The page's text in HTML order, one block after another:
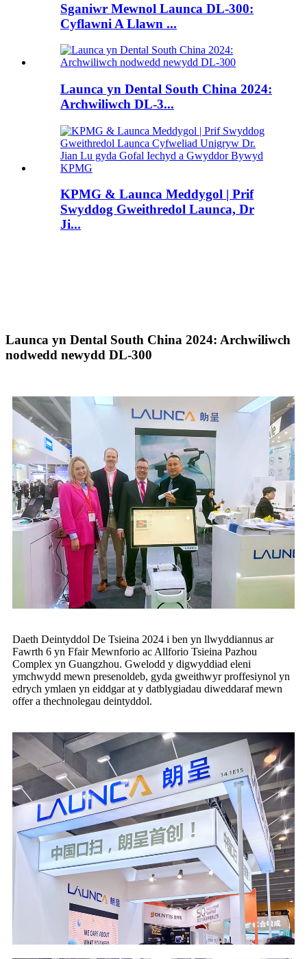
Sganiwr Mewnol Launca DL-300:
Cyflawni A Llawn ...
Launca yn Dental South China 2024:
Archwiliwch DL-3...
KPMG & Launca Meddygol | Prif
Swyddog Gweithredol Launca, Dr
Ji...
Launca yn Dental South China 2024: Archwiliwch
nodwedd newydd DL-300
Daeth Deintyddol De Tsieina 2024 i ben yn llwyddiannus ar
Fawrth 6 yn Ffair Mewnforio ac Allforio Tsieina Pazhou
Complex yn Guangzhou. Gwelodd y digwyddiad eleni
ymchwydd mewn presenoldeb, gyda gweithwyr proffesiynol yn
edrych ymlaen yn eiddgar at y datblygiadau diweddaraf mewn
offer a thechnolegau deintyddol.